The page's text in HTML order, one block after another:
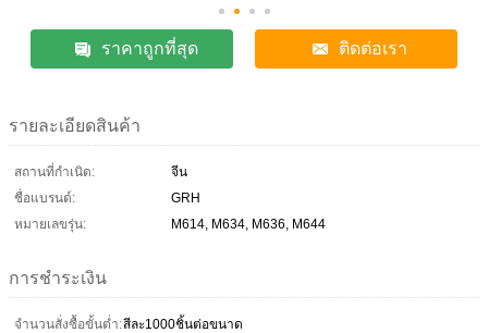
ราคาถูกที่สุด ติดต่อเรา
รายละเอียดสินค้า
สถานที่กำเนิด:
จีน
ชื่อแบรนด์:
GRH
หมายเลขรุ่น:
M614, M634, M636, M644
การชำระเงิน
จำนวนสั่งซื้อขั้นต่ำ:สีละ1000ชิ้นต่อขนาด